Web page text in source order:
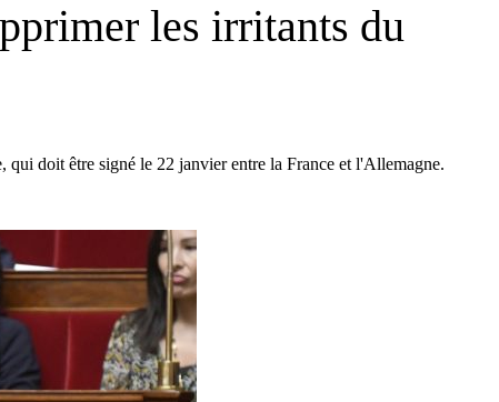
les irritants du
doit être signé le 22 janvier entre la France et l'Allemagne.